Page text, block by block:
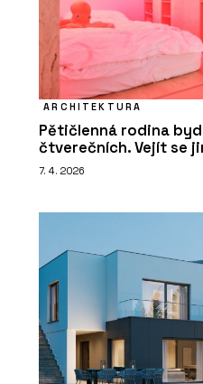
ARCHITEKTURA
Pětičlenná rodina
čtverečních. Vejít se
7. 4. 2026